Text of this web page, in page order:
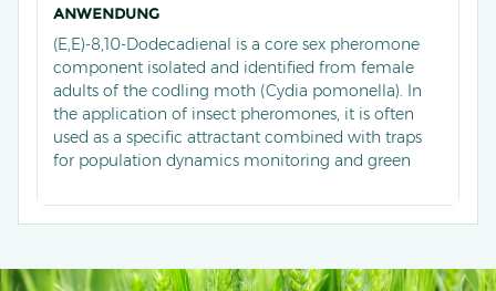
ANWENDUNG
(E,E)-8,10-Dodecadienal is a core sex pheromone
component isolated and identified from female
adults of the codling moth (Cydia pomonella). In
the application of insect pheromones, it is often
used as a specific attractant combined with traps
for population dynamics monitoring and green
male moths to interfere with their mating process
and reduce the reproductive capacity of the pest.